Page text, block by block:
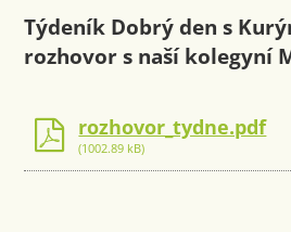
Týdeník Dobrý den s
rozhovor s naší kolegyní
rozhovor_tydne.pdf
(1002.89 kB)